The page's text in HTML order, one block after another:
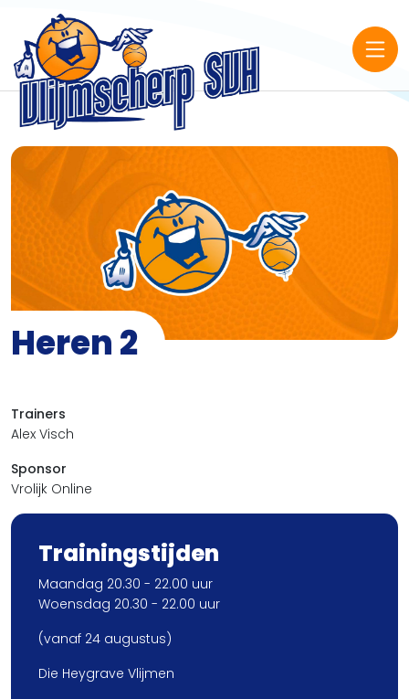
Heren 2
Trainers
Alex Visch
Sponsor
Vrolijk Online
Trainingstijden
Maandag 20.30 - 22.00 uur
Woensdag 20.30 - 22.00 uur
(vanaf 24 augustus)
Die Heygrave Vlijmen